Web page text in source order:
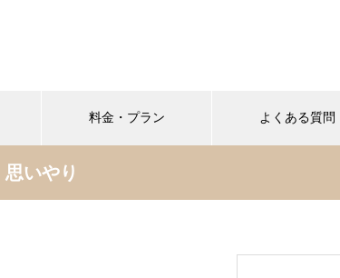
料金・プラン よくある質問
思いやり